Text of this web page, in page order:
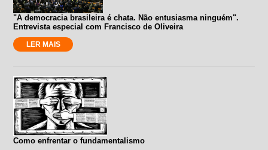
"A democracia brasileira é chata. Não entusiasma ninguém".
Entrevista especial com Francisco de Oliveira
LER MAIS
Como enfrentar o fundamentalismo